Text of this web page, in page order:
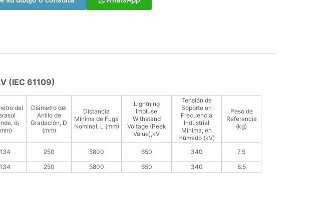
(IEC 61109)
del
d₁
Diámetro del
Anillo de
Gradación, D
(mm)
Distancia
Mínima de Fuga
Nominal, L (mm)
Lightning
Impluse
Withstand
Voltage (Peak
Value),kV
Tensión de
Soporte en
Frecuencia
Industrial
Mínima, en
Húmedo (kV)
Peso de
Referencia
(kg)
134 250 5800 650 340
7.5
134 250 5800 650 340 8.5